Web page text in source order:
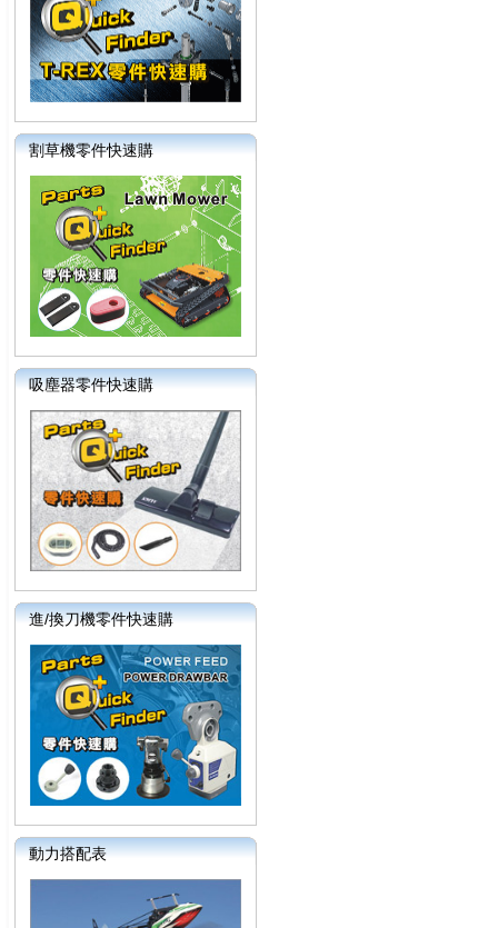
割草機零件快速購
吸塵器零件快速購
進/換刀機零件快速購
動力搭配表